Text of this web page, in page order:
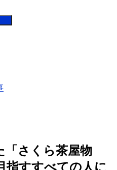
「さくら茶屋物
指すすべての人に